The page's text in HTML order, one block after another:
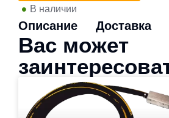
• В наличии
Описание Доставка
Вас может